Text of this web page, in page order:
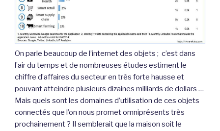
On parle beaucoup de l’internet des objets ; c’est dans
l’air du temps et de nombreuses études estiment le
chiffre d’affaires du secteur en très forte hausse et
pouvant atteindre plusieurs dizaines milliards de dollars …
Mais quels sont les domaines d’utilisation de ces objets
connectés que l’on nous promet omniprésents très
prochainement ? Il semblerait que la maison soit le